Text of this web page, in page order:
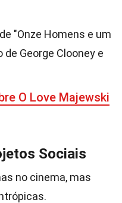
"Onze Homens e um
de George Clooney e
O Love Majewski
Sociais
no cinema, mas